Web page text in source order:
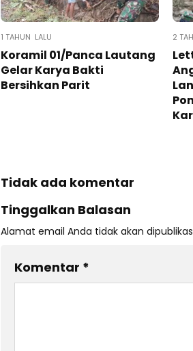
1 TAHUN LALU
Koramil 01/Panca Lautang
Gelar Karya Bakti
Bersihkan Parit
2
Tidak ada komentar
Tinggalkan Balasan
Alamat email Anda tidak akan
Komentar *